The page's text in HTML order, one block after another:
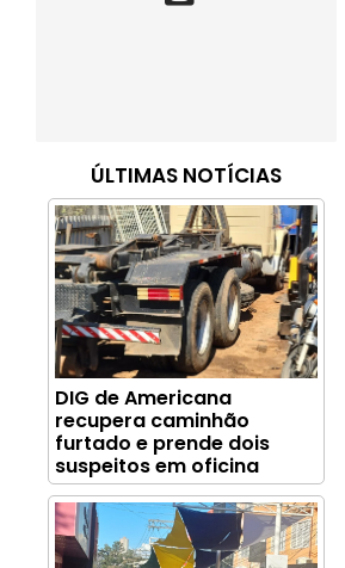
ÚLTIMAS NOTÍCIAS
DIG de Americana
recupera caminhão
furtado e prende dois
suspeitos em oficina